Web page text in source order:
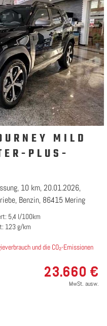
MILD
PLUS-
10 km 20.01.2026
Benzin 86415 Mering
5,4 l/100km
123 g/km
und die CO₂-Emissionen
23.660 €
MwSt. ausw.